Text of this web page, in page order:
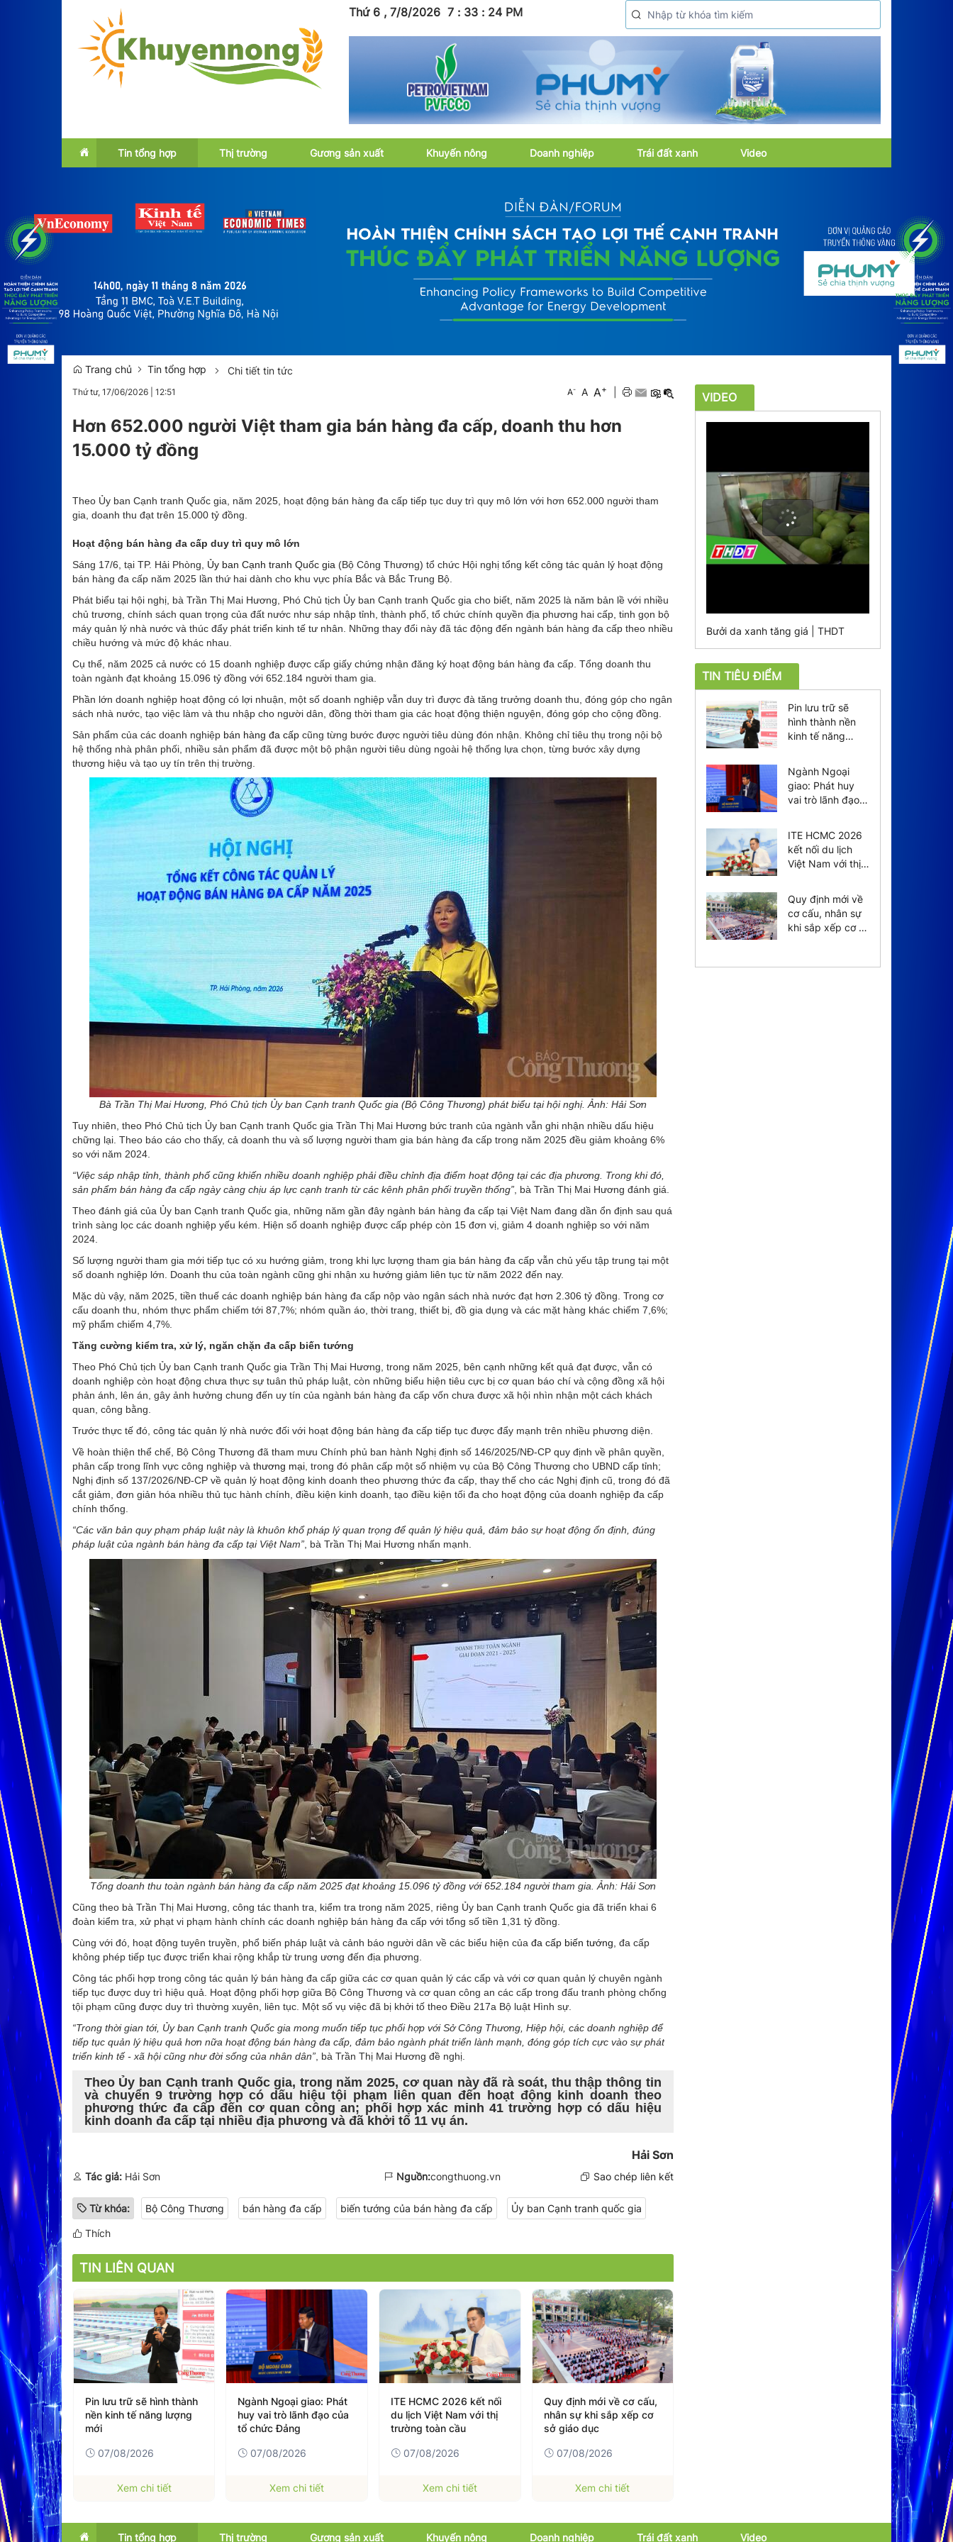
Thứ 6 , 7/8/2026 7 : 33 : 25 PM
Tin tổng hợp
Emagazine
Thị trường
Trong nước
Gương sản xuất Khuyến nông Doanh nghiệp Trái đất xanh Video
Trang chủ Tin tổng hợp Chi tiết tin tức
Thứ tư, 17/06/2026 12:51 A- A A+
Hơn 652.000 người Việt tham gia bán hàng đa cấp, doanh thu hơn
15.000 tỷ đồng
Theo Ủy ban Cạnh tranh Quốc gia, năm 2025, hoạt động bán hàng đa cấp tiếp tục duy trì quy mô lớn với hơn 652.000 người tham
gia, doanh thu đạt trên 15.000 tỷ đồng.
Hoạt động bán hàng đa cấp duy trì quy mô lớn
Sáng 17/6, tại TP. Hải Phòng, Ủy ban Cạnh tranh Quốc gia (Bộ Công Thương) tổ chức Hội nghị tổng kết công tác quản lý hoạt động
bán hàng đa cấp năm 2025 lần thứ hai dành cho khu vực phía Bắc và Bắc Trung Bộ.
Phát biểu tại hội nghị, bà Trần Thị Mai Hương, Phó Chủ tịch Ủy ban Cạnh tranh Quốc gia cho biết, năm 2025 là năm bản lề với nhiều
chủ trương, chính sách quan trọng của đất nước như sáp nhập tỉnh, thành phố, tổ chức chính quyền địa phương hai cấp, tinh gọn bộ
máy quản lý nhà nước và thúc đẩy phát triển kinh tế tư nhân. Những thay đổi này đã tác động đến ngành bán hàng đa cấp theo nhiều
chiều hướng và mức độ khác nhau.
Cụ thể, năm 2025 cả nước có 15 doanh nghiệp được cấp giấy chứng nhận đăng ký hoạt động bán hàng đa cấp. Tổng doanh thu
toàn ngành đạt khoảng 15.096 tỷ đồng với 652.184 người tham gia.
Phần lớn doanh nghiệp hoạt động có lợi nhuận, một số doanh nghiệp vẫn duy trì được đà tăng trưởng doanh thu, đóng góp cho ngân
sách nhà nước, tạo việc làm và thu nhập cho người dân, đồng thời tham gia các hoạt động thiện nguyện, đóng góp cho cộng đồng.
Sản phẩm của các doanh nghiệp bán hàng đa cấp cũng từng bước được người tiêu dùng đón nhận. Không chỉ tiêu thụ trong nội bộ
hệ thống nhà phân phối, nhiều sản phẩm đã được một bộ phận người tiêu dùng ngoài hệ thống lựa chọn, từng bước xây dựng
thương hiệu và tạo uy tín trên thị trường.
Bà Trần Thị Mai Hương, Phó Chủ tịch Ủy ban Cạnh tranh Quốc gia (Bộ Công Thương) phát biểu tại hội nghị. Ảnh: Hải Sơn
Tuy nhiên, theo Phó Chủ tịch Ủy ban Cạnh tranh Quốc gia Trần Thị Mai Hương bức tranh của ngành vẫn ghi nhận nhiều dấu hiệu
chững lại. Theo báo cáo cho thấy, cả doanh thu và số lượng người tham gia bán hàng đa cấp trong năm 2025 đều giảm khoảng 6%
so với năm 2024.
“Việc sáp nhập tỉnh, thành phố cũng khiến nhiều doanh nghiệp phải điều chỉnh địa điểm hoạt động tại các địa phương. Trong khi đó,
sản phẩm bán hàng đa cấp ngày càng chịu áp lực cạnh tranh từ các kênh phân phối truyền thống” , bà Trần Thị Mai Hương đánh giá.
Theo đánh giá của Ủy ban Cạnh tranh Quốc gia, những năm gần đây ngành bán hàng đa cấp tại Việt Nam đang dần ổn định sau quá
trình sàng lọc các doanh nghiệp yếu kém. Hiện số doanh nghiệp được cấp phép còn 15 đơn vị, giảm 4 doanh nghiệp so với năm
2024.
Số lượng người tham gia mới tiếp tục có xu hướng giảm, trong khi lực lượng tham gia bán hàng đa cấp vẫn chủ yếu tập trung tại một
số doanh nghiệp lớn. Doanh thu của toàn ngành cũng ghi nhận xu hướng giảm liên tục từ năm 2022 đến nay.
Mặc dù vậy, năm 2025, tiền thuế các doanh nghiệp bán hàng đa cấp nộp vào ngân sách nhà nước đạt hơn 2.306 tỷ đồng. Trong cơ
cấu doanh thu, nhóm thực phẩm chiếm tới 87,7%; nhóm quần áo, thời trang, thiết bị, đồ gia dụng và các mặt hàng khác chiếm 7,6%;
mỹ phẩm chiếm 4,7%.
Tăng cường kiểm tra, xử lý, ngăn chặn đa cấp biến tướng
Theo Phó Chủ tịch Ủy ban Cạnh tranh Quốc gia Trần Thị Mai Hương, trong năm 2025, bên cạnh những kết quả đạt được, vẫn có
doanh nghiệp còn hoạt động chưa thực sự tuân thủ pháp luật, còn những biểu hiện tiêu cực bị cơ quan báo chí và cộng đồng xã hội
phản ánh, lên án, gây ảnh hưởng chung đến uy tín của ngành bán hàng đa cấp vốn chưa được xã hội nhìn nhận một cách khách
quan, công bằng.
Trước thực tế đó, công tác quản lý nhà nước đối với hoạt động bán hàng đa cấp tiếp tục được đẩy mạnh trên nhiều phương diện.
Về hoàn thiện thể chế, Bộ Công Thương đã tham mưu Chính phủ ban hành Nghị định số 146/2025/NĐ-CP quy định về phân quyền,
phân cấp trong lĩnh vực công nghiệp và thương mại , trong đó phân cấp một số nhiệm vụ của Bộ Công Thương cho UBND cấp tỉnh;
Nghị định số 137/2026/NĐ-CP về quản lý hoạt động kinh doanh theo phương thức đa cấp, thay thế cho các Nghị định cũ, trong đó đã
cắt giảm, đơn giản hóa nhiều thủ tục hành chính, điều kiện kinh doanh, tạo điều kiện tối đa cho hoạt động của doanh nghiệp đa cấp
chính thống.
“Các văn bản quy phạm pháp luật này là khuôn khổ pháp lý quan trọng để quản lý hiệu quả, đảm bảo sự hoạt động ổn định, đúng
pháp luật của ngành bán hàng đa cấp tại Việt Nam” , bà Trần Thị Mai Hương nhấn mạnh.
Tổng doanh thu toàn ngành bán hàng đa cấp năm 2025 đạt khoảng 15.096 tỷ đồng với 652.184 người tham gia. Ảnh: Hải Sơn
Cũng theo bà Trần Thị Mai Hương, công tác thanh tra, kiểm tra trong năm 2025, riêng Ủy ban Cạnh tranh Quốc gia đã triển khai 6
đoàn kiểm tra, xử phạt vi phạm hành chính các doanh nghiệp bán hàng đa cấp với tổng số tiền 1,31 tỷ đồng.
Cùng với đó, hoạt động tuyên truyền, phổ biến pháp luật và cảnh báo người dân về các biểu hiện của đa cấp biến tướng , đa cấp
không phép tiếp tục được triển khai rộng khắp từ trung ương đến địa phương.
Công tác phối hợp trong công tác quản lý bán hàng đa cấp giữa các cơ quan quản lý các cấp và với cơ quan quản lý chuyên ngành
tiếp tục được duy trì hiệu quả. Hoạt động phối hợp giữa Bộ Công Thương và cơ quan công an các cấp trong đấu tranh phòng chống
tội phạm cũng được duy trì thường xuyên, liên tục. Một số vụ việc đã bị khởi tố theo Điều 217a Bộ luật Hình sự.
“Trong thời gian tới, Ủy ban Cạnh tranh Quốc gia mong muốn tiếp tục phối hợp với Sở Công Thương, Hiệp hội, các doanh nghiệp để
tiếp tục quản lý hiệu quả hơn nữa hoạt động bán hàng đa cấp, đảm bảo ngành phát triển lành mạnh, đóng góp tích cực vào sự phát
triển kinh tế - xã hội cũng như đời sống của nhân dân” , bà Trần Thị Mai Hương đề nghị.
Theo Ủy ban Cạnh tranh Quốc gia, trong năm 2025, cơ quan này đã rà soát, thu thập thông tin
và chuyển 9 trường hợp có dấu hiệu tội phạm liên quan đến hoạt động kinh doanh theo
phương thức đa cấp đến cơ quan công an; phối hợp xác minh 41 trường hợp có dấu hiệu
kinh doanh đa cấp tại nhiều địa phương và đã khởi tố 11 vụ án.
Hải Sơn
Tác giả: Hải Sơn Nguồn:congthuong.vn Sao chép liên kết
Từ khóa: Bộ Công Thương bán hàng đa cấp biến tướng của bán hàng đa cấp Ủy ban Cạnh tranh quốc gia
Thích
TIN LIÊN QUAN
thành
lượng
Ngành Ngoại giao: Phát
huy vai trò lãnh đạo của
tổ chức Đảng
07/08/2026
Xem chi tiết
ITE HCMC 2026 kết nối
du lịch Việt Nam với thị
trường toàn cầu
07/08/2026
Xem chi tiết
Quy định mới về cơ cấu,
nhân sự khi sắp xếp cơ
sở giáo dục
07/08/2026
Xem chi tiết
Nghệ An trước thách
thức và cơ hội nâng tầm
sản phẩm OCOP
07/08/2026
Xem chi tiết
An Giang tổ chức Hội
tuyên truyền, giới
sách dành cho học
06/08/2026
Xem chi tiết
VIDEO
Bưởi da xanh tăng giá | THDT
TIN TIÊU ĐIỂM
Pin lưu trữ sẽ
hình thành nền
kinh tế năng
Ngành Ngoại
giao: Phát huy
vai trò lãnh đạo
ITE HCMC 2026
kết nối du lịch
Việt Nam với thị
Quy định mới về
cơ cấu, nhân sự
khi sắp xếp cơ sở
Tin tổng hợp Thị trường Gương sản xuất Khuyến nông Doanh nghiệp Trái đất xanh Video